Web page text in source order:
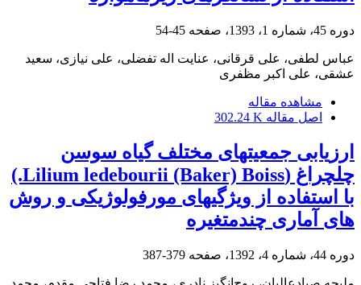
دوره 45، شماره 1، 1393، صفحه 45-54
عباس لطفی، علی قرقانی، عنایت اله تفضلی، علی نیازی، سعید
عشقی، علی اکبر مظفری
مشاهده مقاله
اصل مقاله 302.24 K
ارزیابی جمعیت‏های مختلف گیاه سوسن
چلچراغ (Lilium ledebourii (Baker) Boiss.)
با استفاده از ویژگی‏های مورفولوژیکی و روش‌
های آماری چند‌متغیره
دوره 44، شماره 4، 1392، صفحه 379-387